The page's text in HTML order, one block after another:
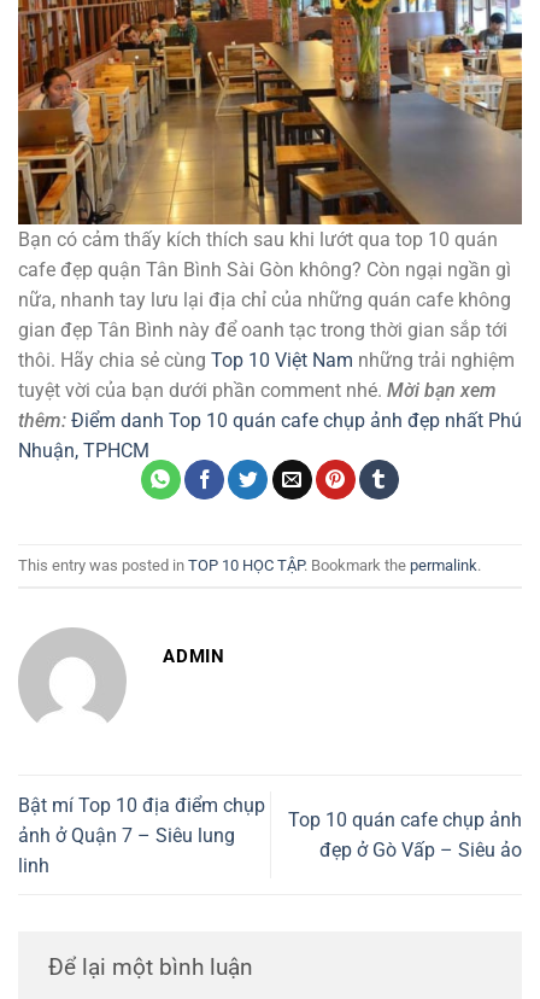
Bạn có cảm thấy kích thích sau khi lướt qua top 10 quán
cafe đẹp quận Tân Bình Sài Gòn không? Còn ngại ngần gì
nữa, nhanh tay lưu lại địa chỉ của những quán cafe không
gian đẹp Tân Bình này để oanh tạc trong thời gian sắp tới
thôi. Hãy chia sẻ cùng Top 10 Việt Nam những trải nghiệm
tuyệt vời của bạn dưới phần comment nhé. Mời bạn xem
thêm: Điểm danh Top 10 quán cafe chụp ảnh đẹp nhất Phú
Nhuận, TPHCM
This entry was posted in TOP 10 HỌC TẬP. Bookmark the permalink.
ADMIN
Bật mí Top 10 địa điểm chụp
ảnh ở Quận 7 – Siêu lung
linh
Top 10 quán cafe chụp ảnh
đẹp ở Gò Vấp – Siêu ảo
Để lại một bình luận